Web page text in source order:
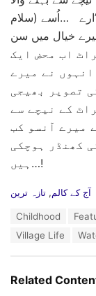
’’ارے …اُسے (سلام
خیال میں سن
اب محض ایک
انہوں نے میرے
تصویر بھیجی
کے نیچے سے
میرے آنسو کب
کھنڈر ہوچکی
ہیں…!
C
i
آج کے کالم, تازہ ترین
Childhood
Village Life
Related